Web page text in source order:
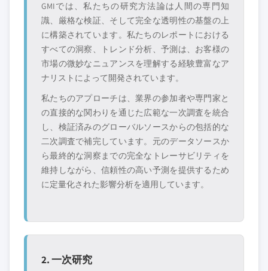
GMIでは、私たちの研究方法論は人間の専門知
識、厳格な検証、そして完全な透明性の基盤の上
に構築されています。私たちのレポートにおける
すべての洞察、トレンド分析、予測は、お客様の
市場の微妙なニュアンスを理解する経験豊富なア
ナリストによって開発されています。
私たちのアプローチは、業界の参加者や専門家と
の直接的な関わりを通じた広範な一次調査を統合
し、検証済みのグローバルソースからの包括的な
二次調査で補完しています。元のデータソースか
ら最終的な洞察までの完全なトレーサビリティを
維持しながら、信頼性の高い予測を提供するため
に定量化された影響分析を適用しています。
2. 一次研究